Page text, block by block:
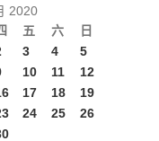
2020
五 六 日
3 4
5
10 11
12
17 18
19
24 25
26